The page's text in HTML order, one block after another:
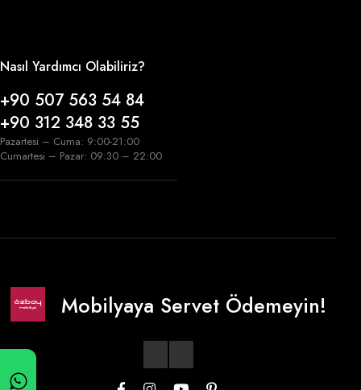
Nasıl Yardımcı Olabiliriz?
+90 507 563 54 84
+90 312 348 33 55
Pazartesi – Cuma: 9:00-21:00
Cumartesi – Pazar: 09:30 – 22:00
Mobilyaya Servet Ödemeyin!